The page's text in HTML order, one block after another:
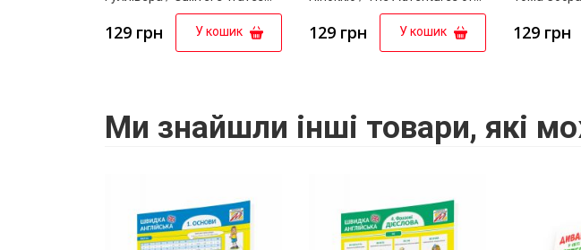
(серія “Дзеркальний текст”)
129 грн У кошик
Pinocchio (серія
“Дзеркальний текст”)
129 грн У кошик
Tom
129 грн
Ми знайшли інші товари, які